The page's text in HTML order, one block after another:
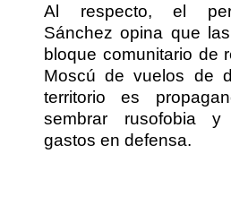
Al respecto, el
Sánchez opina que
bloque comunitario de
Moscú de vuelos de
territorio es
sembrar rusofobia y
gastos en defensa.